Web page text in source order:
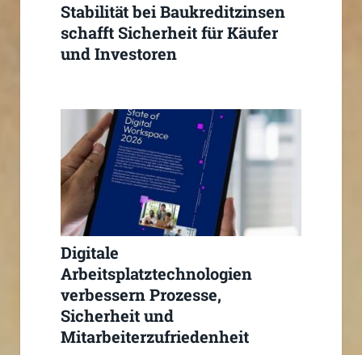
Stabilität bei Baukreditzinsen
schafft Sicherheit für Käufer
und Investoren
Digitale
Arbeitsplatztechnologien
verbessern Prozesse,
Sicherheit und
Mitarbeiterzufriedenheit